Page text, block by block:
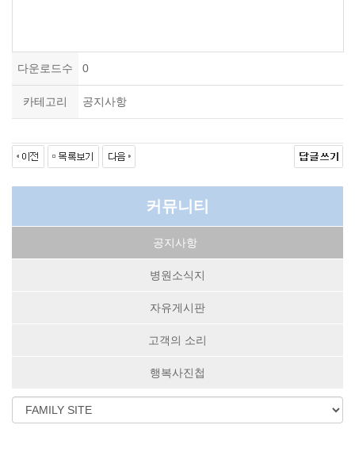
다운로드수 0
카테고리 공지사항
커뮤니티
공지사항
병원소식지
자유게시판
고객의 소리
행복사진첩